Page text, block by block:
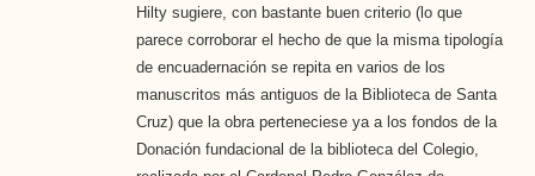
Hilty sugiere, con bastante buen criterio (lo que
parece corroborar el hecho de que la misma tipología
de encuadernación se repita en varios de los
manuscritos más antiguos de la Biblioteca de Santa
Cruz) que la obra perteneciese ya a los fondos de la
Donación fundacional de la biblioteca del Colegio,